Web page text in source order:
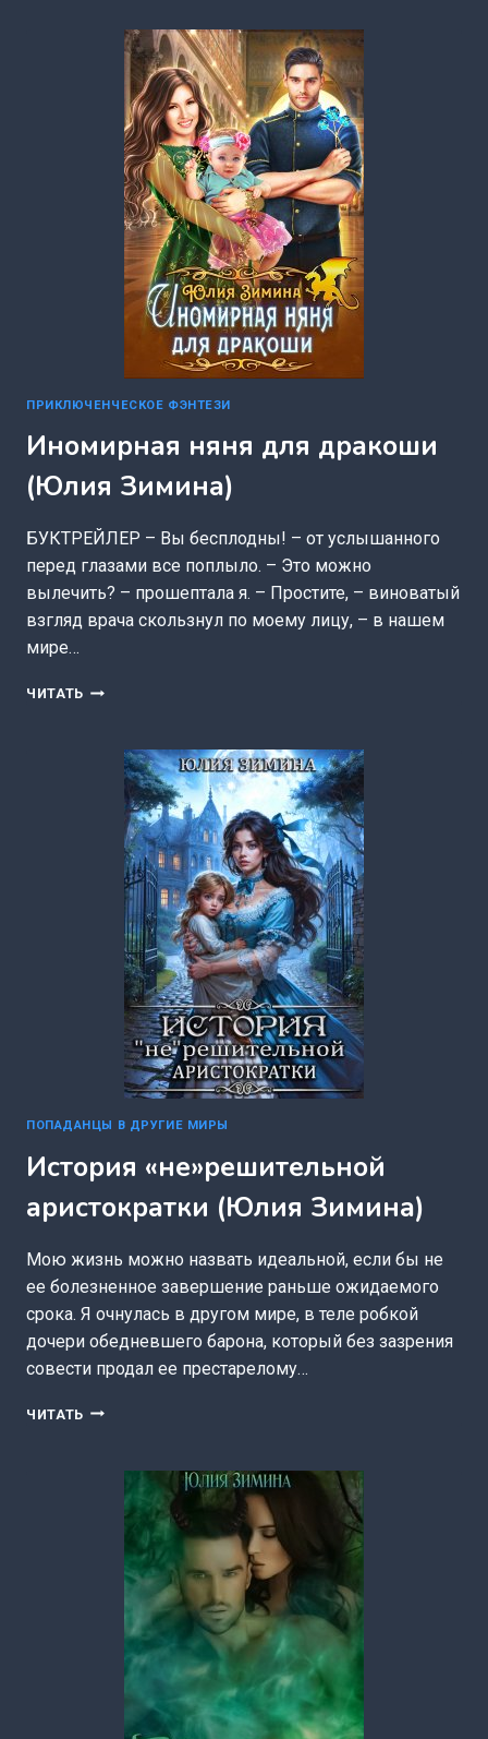
ТЕНЕЙ
(ЮЛИЯ
ЗИМИНА)
ПРИКЛЮЧЕНЧЕСКОЕ ФЭНТЕЗИ
Иномирная няня для дракоши
(Юлия Зимина)
БУКТРЕЙЛЕР – Вы бесплодны! – от услышанного
перед глазами все поплыло. – Это можно
вылечить? – прошептала я. – Простите, – виноватый
взгляд врача скользнул по моему лицу, – в нашем
мире…
ЧИТАТЬ ИНОМИРНАЯ
ДРАКОШИ
(ЮЛИЯ
ЗИМИНА)
ПОПАДАНЦЫ В ДРУГИЕ МИРЫ
История «не»решительной
аристократки (Юлия Зимина)
Мою жизнь можно назвать идеальной, если бы не
ее болезненное завершение раньше ожидаемого
срока. Я очнулась в другом мире, в теле робкой
дочери обедневшего барона, который без зазрения
совести продал ее престарелому…
ЧИТАТЬ ИСТОРИЯ
(ЮЛИЯ
ЗИМИНА)